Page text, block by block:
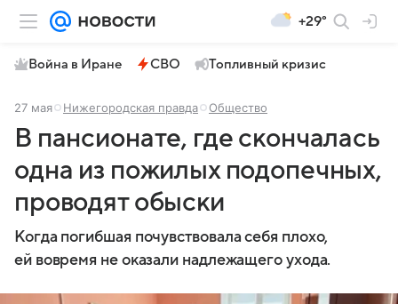
+29°
Война в Иране СВО Топливный кризис
27 мая Нижегородская правда Общество
В пансионате, где скончалась
одна из пожилых подопечных,
проводят обыски
Когда погибшая почувствовала себя плохо,
ей вовремя не оказали надлежащего ухода.